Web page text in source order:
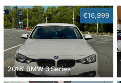
€16,999
2018' BMW 3 Series